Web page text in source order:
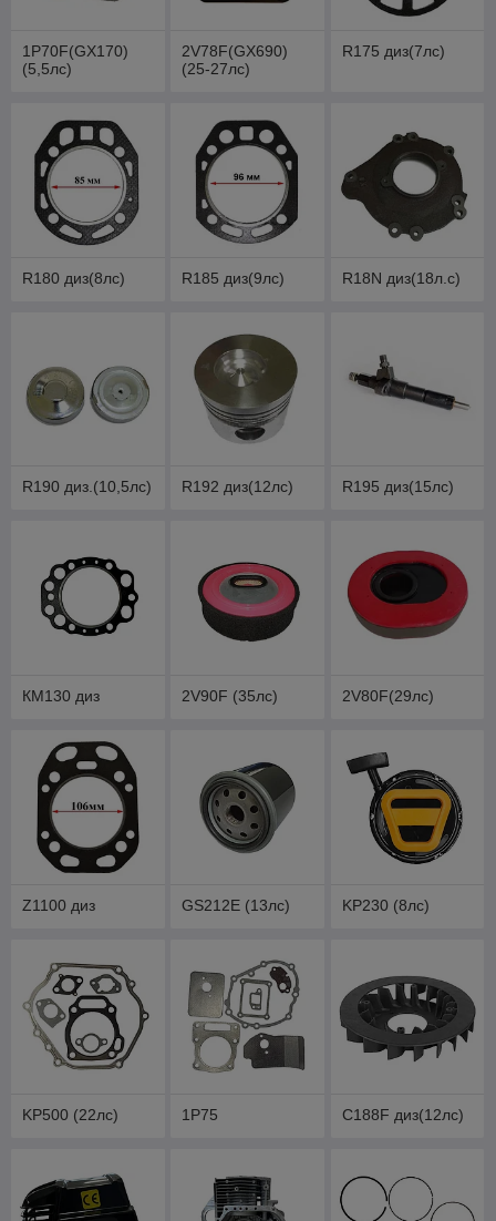
1P70F(GX170)
(5,5лс)
2V78F(GX690)
(25-27лс)
R175 диз(7лс)
R180 диз(8лс) R185 диз(9лс) R18N диз(18л.с)
R190 диз.(10,5лс) R192 диз(12лс) R195 диз(15лс)
КМ130 диз 2V90F (35лс) 2V80F(29лс)
Z1100 диз GS212E (13лс) KP230 (8лс)
KP500 (22лс) 1P75 C188F диз(12лс)